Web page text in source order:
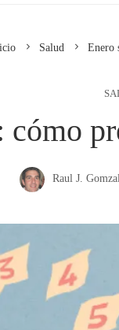
Salud Enero
cómo
Raul J.